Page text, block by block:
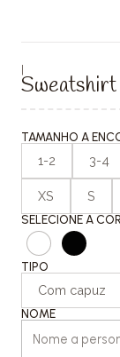
|
Sweatshirt
TAMANHO A
1-2 3-4
XS S
SELECIONE A COR
TIPO
Com capuz
NOME